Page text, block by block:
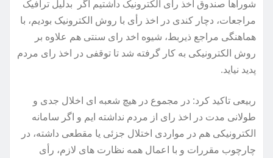
شوراها صندوق اخذ رأی الکترونیک داشتیم اگر بدلیل ترافیک
مراجعات، دچار کندی در اخذ رأی با روش الکترونیک بودیم، با
هماهنگی مراجع ذیربط، شیوه اخد رای سنتی هم علاوه بر
روش الکترونیکی به کار گرفته شد تا توقفی در اخذ رای مردم
پدید نیاید.
ربیعی تاکید کرد: در مجموع در هیچ شعبه ای اخلال جدی و
طولانی مدت در اخذ رای از مردم نداشته ایم و اگر سامانه
الکترونیکی هم در مواردی اختلال جزئی یا مقطعی داشته، در
چارچوب مقررات و با اعمال همه نظارت های لازم، رأی